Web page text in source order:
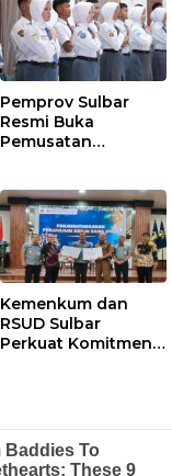
Pemprov Sulbar
Resmi Buka
Pemusatan
Kemenkum dan
RSUD Sulbar
Perkuat Komitmen